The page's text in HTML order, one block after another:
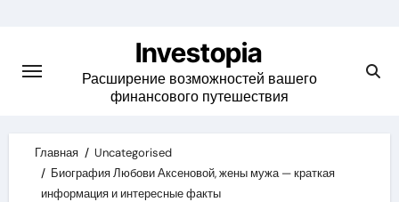
content
Investopia
Расширение возможностей вашего
финансового путешествия
Главная
Uncategorised
Биография Любови Аксеновой, жены мужа — краткая
информация и интересные факты